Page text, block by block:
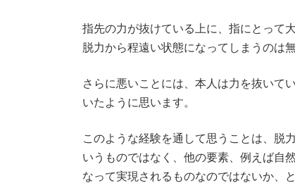
指先の力が抜けている上に、指にとって
脱力から程遠い状態になってしまうのは
さらに悪いことには、本人は力を抜いて
いたように思います。
このような経験を通して思うことは、脱
いうものではなく、他の要素、例えば自
なって実現されるものなのではないか、